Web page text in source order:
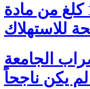
سوسة: حجز 1760 كلغ من مادة
للاستهلاك
الجامعة
يكن ناجحاً